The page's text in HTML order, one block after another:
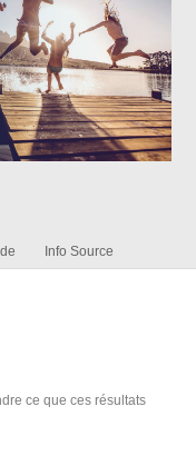
Info Source
ce que ces résultats